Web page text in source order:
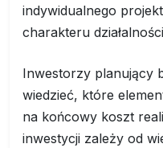
indywidualnego
charakteru
Inwestorzy planujący
wiedzieć, które
na końcowy koszt
inwestycji zależy od